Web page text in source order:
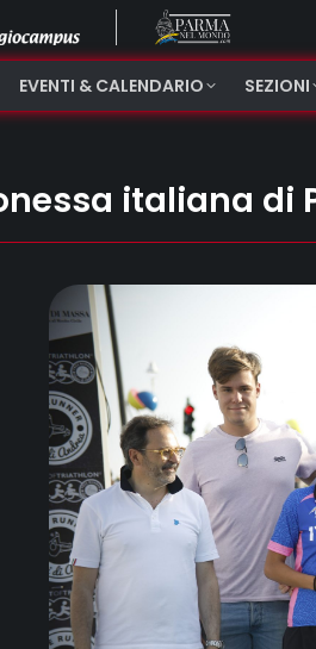
EVENTI & CALENDARIO SEZIONI
italiana di